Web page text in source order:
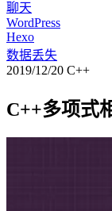
聊天
WordPress
Hexo
数据丢失
2019/12/20 C++
C++多项式